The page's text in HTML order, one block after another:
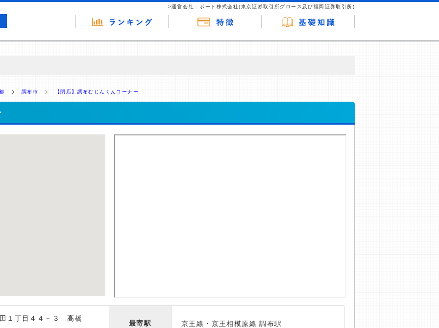
>運営会社：ポート株式会社(東京証券取引所グロース及び福岡証券取引所)
供を行っています。
調布市 【閉店】調布むじんくんコーナー
１丁目４４－３ 高橋
最寄駅 京王線・京王相模原線 調布駅